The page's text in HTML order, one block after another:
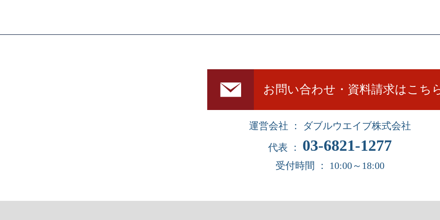
お問い合わせ・資料請求はこち
運営会社 ： ダブルウエイブ株式会社
代表 ： 03-6821-1277
受付時間 ： 10:00～18:00